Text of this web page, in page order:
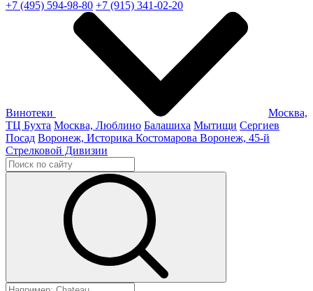
+7 (495) 594-98-80 +7 (915) 341-02-20
Винотеки
Москва,
ТЦ Бухта Москва, Люблино Балашиха Мытищи Сергиев
Посад Воронеж, Историка Костомарова Воронеж, 45-й
Стрелковой Дивизии